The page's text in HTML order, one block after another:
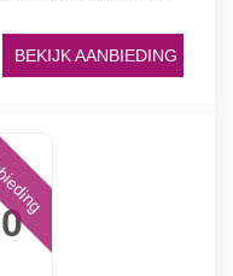
BEKIJK AANBIEDING